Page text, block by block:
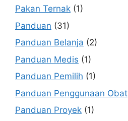
Pakan Ternak (1)
Panduan (31)
Panduan Belanja (2)
Panduan Medis (1)
Panduan Pemilih (1)
Panduan Penggunaan Obat
Panduan Proyek (1)